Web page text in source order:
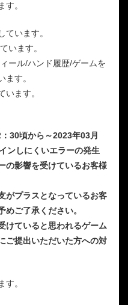
す。
ています。
います。
ール/ハンド履歴/ゲームを
ます。
います。
30頃から～2023年03月
ンしにくいエラーの発生
の影響を受けているお客様
がプラスとなっているお客
ご了承ください。
けていると思われるゲーム
ご提出いただいた方への対
す。